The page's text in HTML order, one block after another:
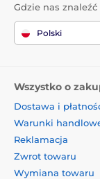
Gdzie nas znaleźć
Polski
Wszystko o
Dostawa i
Warunki
Reklamacja
Zwrot towaru
Wymiana towaru